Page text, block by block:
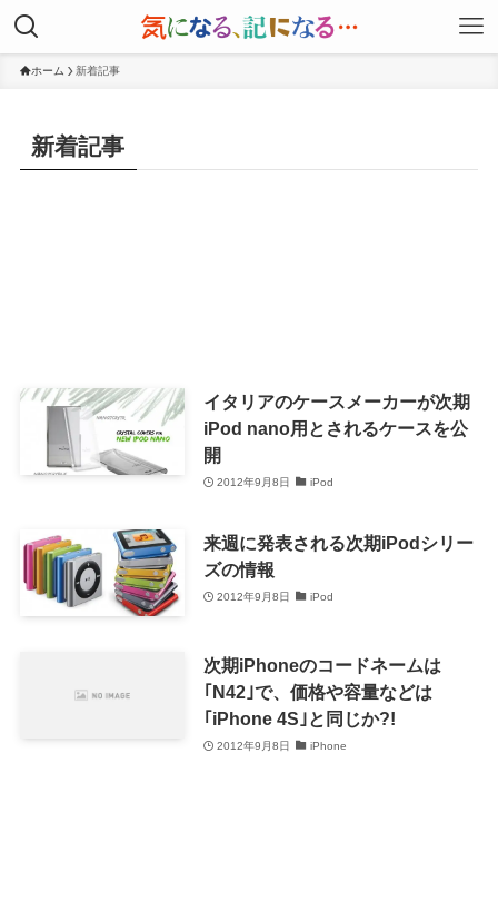
ホーム 新着記事
新着記事
イタリアのケースメーカーが次期
iPod nano用とされるケースを公
開
2012年9月8日 iPod
来週に発表される次期iPodシリー
ズの情報
2012年9月8日 iPod
次期iPhoneのコードネームは
｢N42｣で、価格や容量などは
｢iPhone 4S｣と同じか?!
2012年9月8日 iPhone